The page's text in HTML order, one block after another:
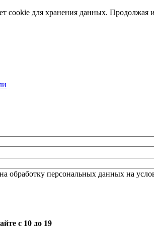
cookie для хранения данных. Продолжая
на обработку персональных данных на
с 10 до 19